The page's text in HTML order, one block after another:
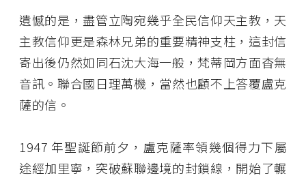
遺憾的是，盡管立陶宛幾乎全民信仰天主教，天
主教信仰更是森林兄弟的重要精神支柱，這封信
寄出後仍然如同石沈大海一般，梵蒂岡方面杳無
音訊。聯合國日理萬機，當然也顧不上答覆盧克
薩的信。
1947 年聖誕節前夕，盧克薩率領幾個得力下屬
途經加里寧，突破蘇聯邊境的封鎖線，開始了輾